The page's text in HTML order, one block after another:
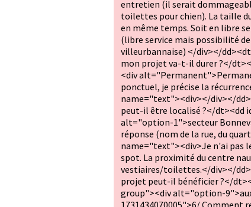
entretien (il serait
toilettes pour chien). La taille
en même temps. Soit en libre
(libre service mais possibilité
villeurbannaise) </div></
mon projet va-t-il durer ?</
<div
ponctuel, je précise la
name="text"><div></div></
peut-il être localisé ?</dt><dd
alt="option-1">secteur
réponse (nom de la rue, du
name="text"><div>Je n'ai pas
spot. La proximité du centre
vestiaires/toilettes.</div></
projet peut-il bénéficier ?</
group"><div alt="option-
1731434070005">6/ Comment